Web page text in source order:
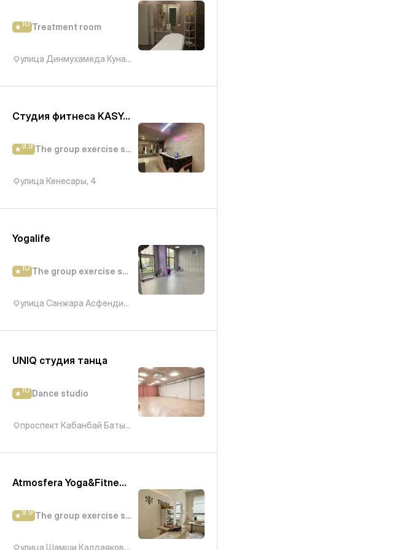
10 Treatment room
улица Динмухамеда Кунаева, 27/3
Студия фитнеса KASYANOVAFIT
9.9 The group exercise studio
улица Кенесары, 4
Yogalife
10 The group exercise studio
улица Санжара Асфендиярова, 4
UNIQ студия танца
10 Dance studio
проспект Кабанбай Батыра, 9/7
Atmosfera Yoga&Fitness (Калдаякова)
9.9 The group exercise studio
улица Шамши Калдаякова, 3